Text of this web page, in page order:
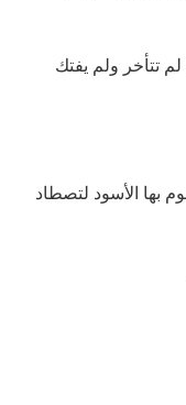
تتأخر ولم يفتك
بها الأسود لتصطاد